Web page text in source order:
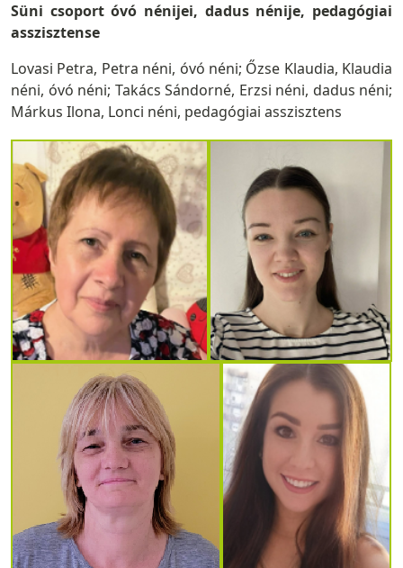
Süni csoport óvó nénijei, dadus nénije, pedagógiai
asszisztense
Lovasi Petra, Petra néni, óvó néni; Őzse Klaudia, Klaudia
néni, óvó néni; Takács Sándorné, Erzsi néni, dadus néni;
Márkus Ilona, Lonci néni, pedagógiai asszisztens